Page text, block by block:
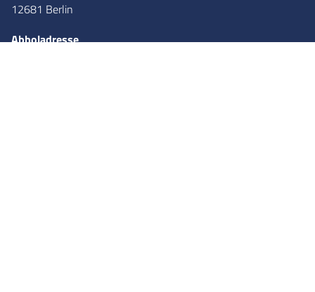
12681 Berlin
Abholadresse